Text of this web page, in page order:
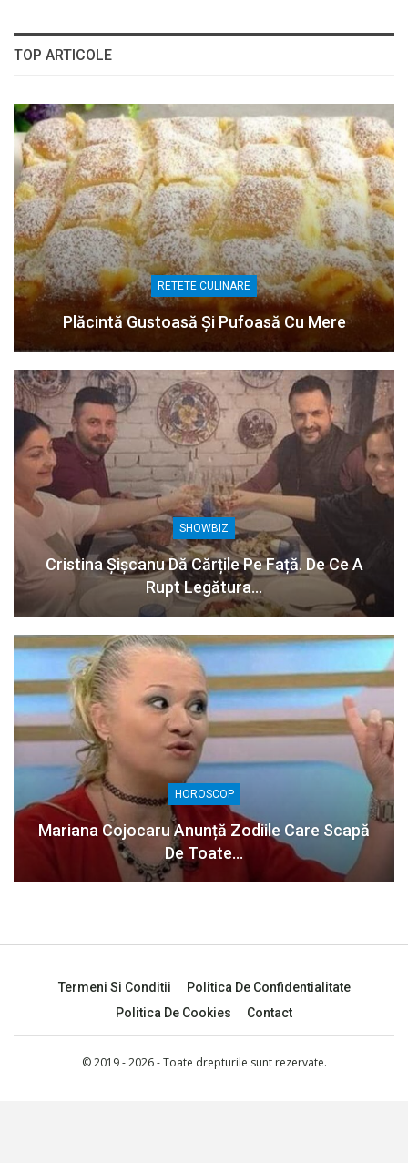
TOP ARTICOLE
RETETE CULINARE
Plăcintă Gustoasă Și Pufoasă Cu Mere
SHOWBIZ
Cristina Șișcanu Dă Cărțile Pe Față. De Ce A
Rupt Legătura…
HOROSCOP
Mariana Cojocaru Anunță Zodiile Care Scapă
De Toate…
Termeni Si Conditii
Politica De Confidentialitate
Politica De Cookies
Contact
© 2019 - 2026 - Toate drepturile sunt rezervate.